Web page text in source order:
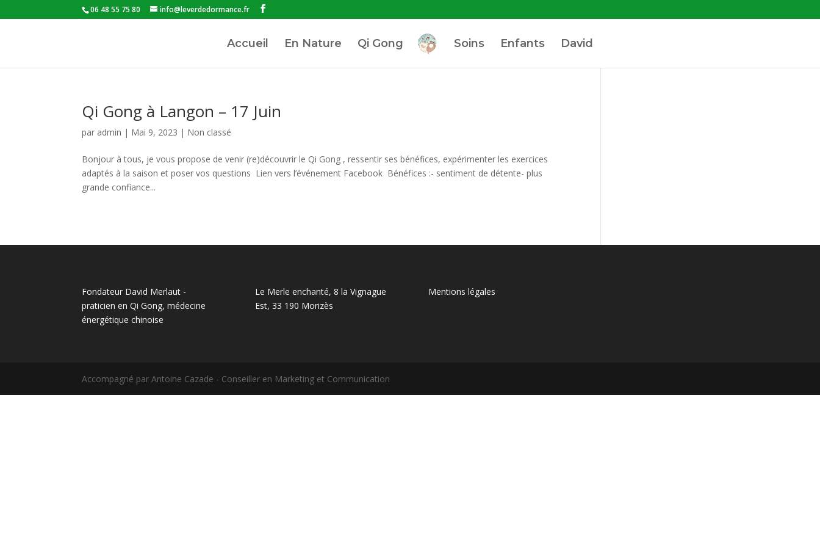
06 48 55 75 80 info@leverdedormance.fr
Accueil En Nature Qi Gong Soins Enfants David
Qi Gong à Langon – 17 Juin
par admin | Mai 9, 2023 | Non classé
Bonjour à tous, je vous propose de venir (re)découvrir le Qi Gong , ressentir ses bénéfices, expérimenter les exercices
adaptés à la saison et poser vos questions Lien vers l’événement Facebook Bénéfices :- sentiment de détente- plus
grande confiance...
Fondateur David Merlaut -
praticien en Qi Gong, médecine
énergétique chinoise
Le Merle enchanté, 8 la Vignague
Est, 33 190 Morizès
Mentions légales
Accompagné par Antoine Cazade - Conseiller en Marketing et Communication